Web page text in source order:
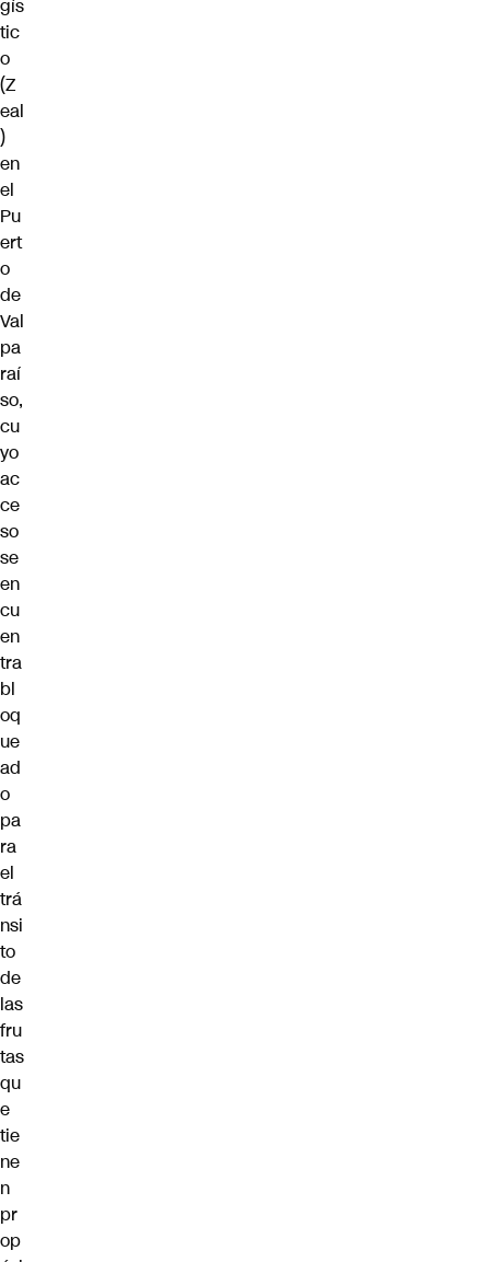
gís
tic
o
(Z
eal
)
en
el
Pu
ert
o
de
Val
pa
raí
so,
cu
yo
ac
ce
so
se
en
cu
en
tra
bl
oq
ue
ad
o
pa
ra
el
trá
nsi
to
de
las
fru
tas
qu
e
tie
ne
n
pr
op